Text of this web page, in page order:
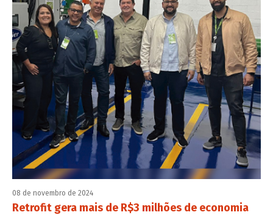
08 de novembro de 2024
Retrofit gera mais de R$3 milhões de economia